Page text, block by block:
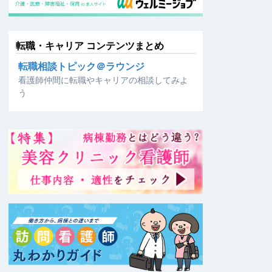
転職・キャリア コンテンツまとめ
転職相談トピック＠ラウンジ
看護師仲間に転職やキャリアの相談してみよ
う